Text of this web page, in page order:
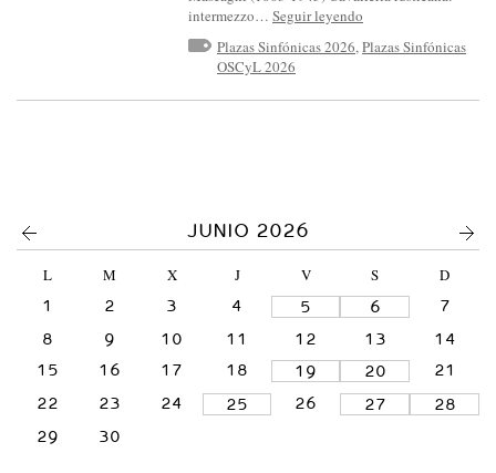
A
S
intermezzo… Seguir leyendo
Plazas Sinfónicas 2026,Plazas Sinfónicas
OSCyL 2026
JUNIO 2026
L M X J V S
D
1
2 3 4 5 6
7
8
9 10 11 12 13
14
15
16 17 18 19 20
21
22
23 24 25 26 27
28
29
30